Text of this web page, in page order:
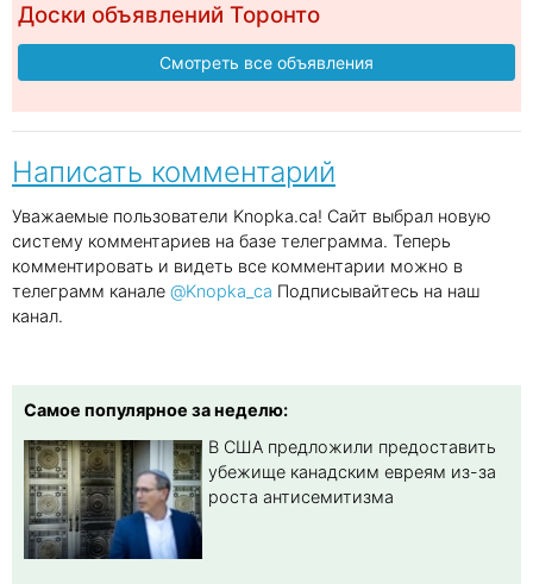
Доски объявлений Торонто
Смотреть все объявления
Написать комментарий
Уважаемые пользователи Knopka.ca! Сайт выбрал новую
систему комментариев на базе телеграмма. Теперь
комментировать и видеть все комментарии можно в
телеграмм канале @Knopka_ca Подписывайтесь на наш
канал.
Самое популярное за неделю:
В США предложили предоставить
убежище канадским евреям из-за
роста антисемитизма